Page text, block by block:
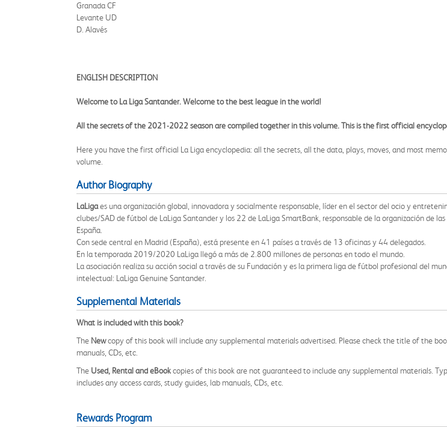
Granada CF
Levante UD
D. Alavés
ENGLISH DESCRIPTION
Welcome to La Liga Santander. Welcome to the best league in the world!
All the secrets of the 2021-2022 season are compiled together in this volume. This is the first official
Here you have the first official La Liga encyclopedia: all the secrets, all the data, plays, moves, and most
volume.
Author Biography
LaLigaes una organización global, innovadora y socialmente responsable, líder en el sector del ocio y
clubes/SAD de fútbol de LaLiga Santander y los 22 de LaLiga SmartBank, responsable de la organización de
España.
Con sede central en Madrid (España), está presente en 41 países a través de 13 oficinas y 44 delegados.
En la temporada 2019/2020 LaLiga llegó a más de 2.800 millones de personas en todo el mundo.
La asociación realiza su acción social a través de su Fundación y es la primera liga de fútbol profesional del
intelectual: LaLiga Genuine Santander.
Supplemental Materials
What is included with this book?
The Newcopy of this book will include any supplemental materials advertised. Please check the title of the
manuals, CDs, etc.
The Used, Rental and eBookcopies of this book are not guaranteed to include any supplemental materials.
includes any access cards, study guides, lab manuals, CDs, etc.
Rewards Program